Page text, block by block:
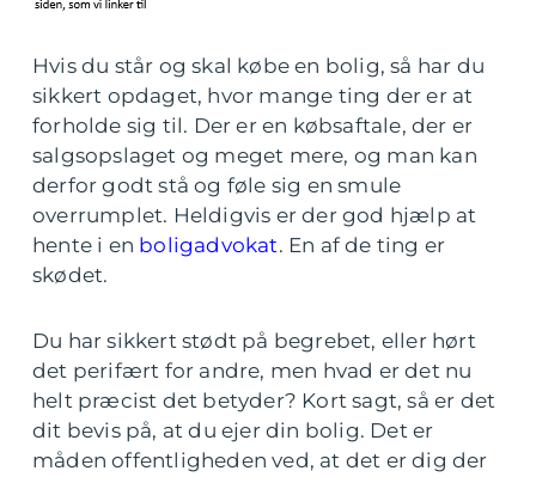
Hvis du står og skal købe en bolig, så har du
sikkert opdaget, hvor mange ting der er at
forholde sig til. Der er en købsaftale, der er
salgsopslaget og meget mere, og man kan
derfor godt stå og føle sig en smule
overrumplet. Heldigvis er der god hjælp at
hente i en boligadvokat. En af de ting er
skødet.
Du har sikkert stødt på begrebet, eller hørt
det perifært for andre, men hvad er det nu
helt præcist det betyder? Kort sagt, så er det
dit bevis på, at du ejer din bolig. Det er
måden offentligheden ved, at det er dig der